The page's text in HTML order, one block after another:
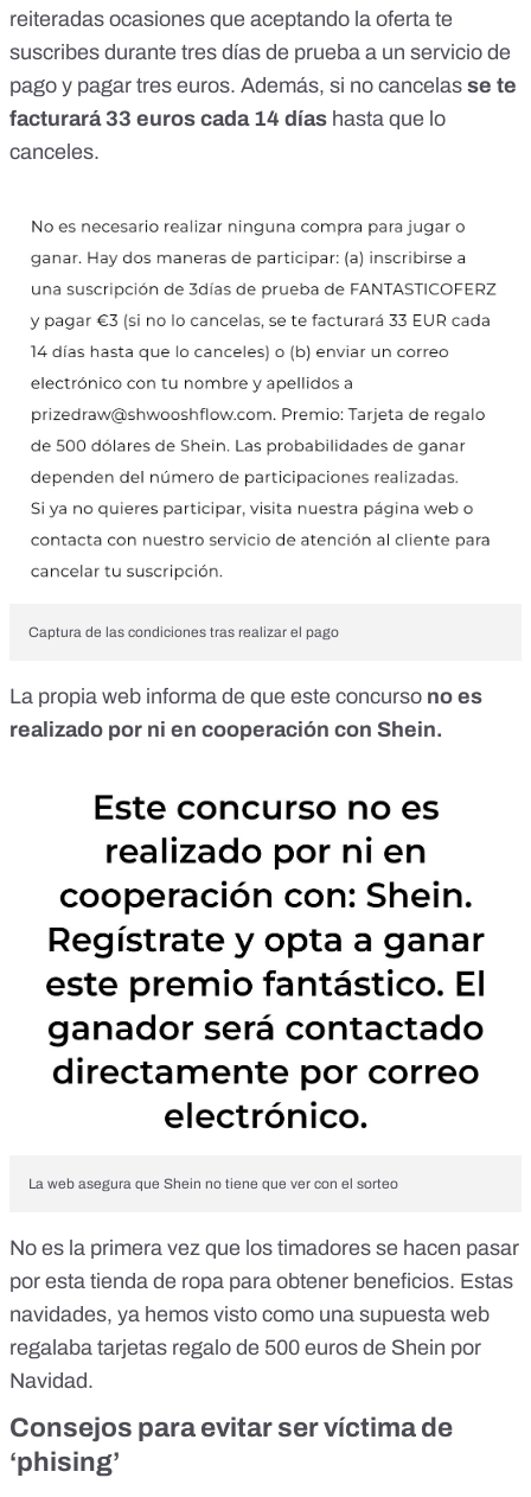
reiteradas ocasiones que aceptando la oferta te
suscribes durante tres días de prueba a un servicio de
pago y pagar tres euros. Además, si no cancelas se te
facturará 33 euros cada 14 días hasta que lo
canceles.
Captura de las condiciones tras realizar el pago
La propia web informa de que este concurso no es
realizado por ni en cooperación con Shein.
La web asegura que Shein no tiene que ver con el sorteo
No es la primera vez que los timadores se hacen pasar
por esta tienda de ropa para obtener beneficios. Estas
navidades, ya hemos visto como una supuesta web
regalaba tarjetas regalo de 500 euros de Shein por
Navidad.
Consejos para evitar ser víctima de
‘phising’